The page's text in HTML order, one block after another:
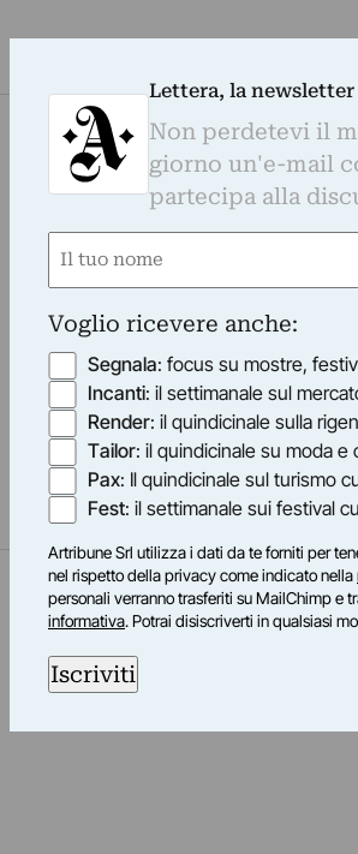
Lettera, la
Non perdetevi il
giorno un'e-mail
partecipa alla
Nome
Voglio ricevere anche:
Segnala: focus su mostre,
Incanti: il settimanale sul
Render: il quindicinale sulla
Tailor: il quindicinale su moda e
Pax: Il quindicinale sul turismo
Fest: il settimanale sui festival
Artribune Srl utilizza i dati da te forniti per
nel rispetto della privacy come indicato nella
personali verranno trasferiti su MailChimp e
informativa. Potrai disiscriverti in qualsiasi
Iscriviti